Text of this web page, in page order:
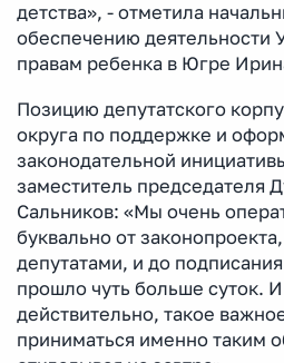
детства», - отметила
обеспечению деятельности
правам ребенка в Югре
Позицию депутатского
округа по поддержке и
законодательной
заместитель председателя
Сальников: «Мы очень
буквально от
депутатами, и до
прошло чуть больше суток.
действительно, такое
приниматься именно таким